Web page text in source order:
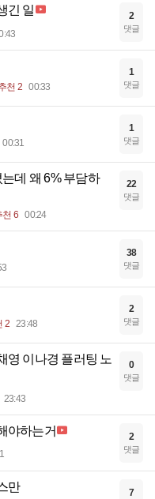
긴 일 2
댓글
천 2 00:33
1
댓글
00:31
1
댓글
데 왜 6% 부담하
천 6 00:24
22
댓글
38
댓글
2 23:48
2
댓글
영 이나경 플러팅 노
23:43
0
댓글
야하는거 2
댓글
만 7